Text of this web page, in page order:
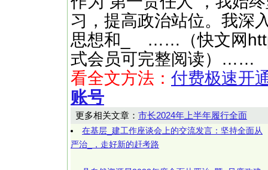
习，提高政治站位。我深
思想和_ ……（快文网
式会员可完整阅读）……
看全文方法： 付费极速开
账号
更多相关文章： 市长2024年上半年履行全面
在基层_建工作座谈会上的交流发言：坚持全面从
严治_，走好新的赶考路